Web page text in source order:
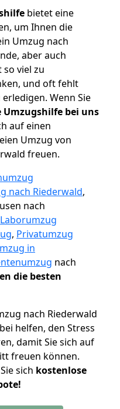
bietet eine
um Ihnen die
Umzug nach
aber auch
viel zu
und oft fehlt
Wenn Sie
Umzugshilfe bei uns
auf einen
Umzug von
freuen.
nach Riederwald,
nach
Laborumzug
, Privatumzug
in
nach
die besten
nach Riederwald
helfen, den Stress
damit Sie sich auf
freuen können.
sich kostenlose